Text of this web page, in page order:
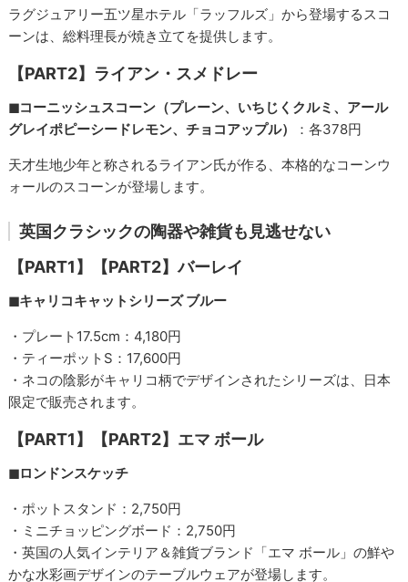
ラグジュアリー五ツ星ホテル「ラッフルズ」から登場するスコ
ーンは、総料理長が焼き立てを提供します。
【PART2】ライアン・スメドレー
◼︎コーニッシュスコーン（プレーン、いちじくクルミ、アール
グレイポピーシードレモン、チョコアップル）
：各378円
天才生地少年と称されるライアン氏が作る、本格的なコーンウ
ォールのスコーンが登場します。
英国クラシックの陶器や雑貨も見逃せない
【PART1】【PART2】バーレイ
◼︎キャリコキャットシリーズ ブルー
・プレート17.5cm：4,180円
・ティーポットS：17,600円
・ネコの陰影がキャリコ柄でデザインされたシリーズは、日本
限定で販売されます。
【PART1】【PART2】エマ ボール
◼︎ロンドンスケッチ
・ポットスタンド：2,750円
・ミニチョッピングボード：2,750円
・英国の人気インテリア＆雑貨ブランド「エマ ボール」の鮮や
かな水彩画デザインのテーブルウェアが登場します。